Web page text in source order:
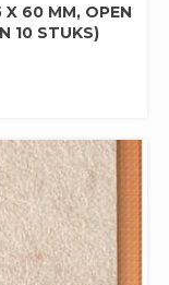
X 60 MM, OPEN
10 STUKS)